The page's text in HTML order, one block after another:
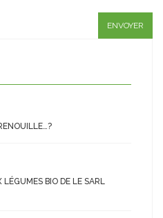
LÉGUMES BIO DE LE SARL